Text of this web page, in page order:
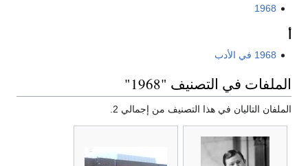
1968
1968 في الأدب
الملفات في التصنيف "1968"
الملفان التاليان في هذا التصنيف من إجمالي 2.